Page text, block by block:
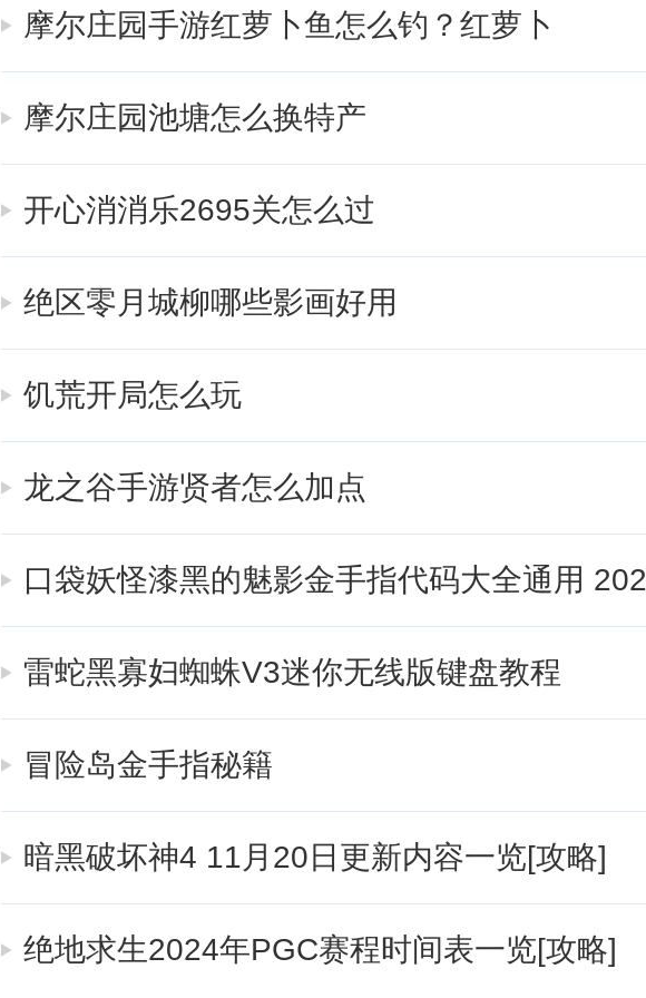
不够了。最后就是制作毛毛菇炒蛋，想获得高
必须把有加成的桌子买了，然后雇佣拉姆。像
其中只能在端午节活动里兑换蛋黄粽菜谱，做
左右升级，解锁水晶粽。然后就是浆果烧饼和
上菜按这个顺序，只上这几个，一次上一种就
更多手游攻略，请持续关注靠谱FC网
摩尔庄园手游红萝卜鱼怎么钓？红萝卜
摩尔庄园池塘怎么换特产
开心消消乐2695关怎么过
绝区零月城柳哪些影画好用
饥荒开局怎么玩
龙之谷手游贤者怎么加点
雷蛇黑寡妇蜘蛛V3迷你无线版键盘教程
冒险岛金手指秘籍
暗黑破坏神4 11月20日更新内容一览[攻略]
绝地求生2024年PGC赛程时间表一览[攻略]